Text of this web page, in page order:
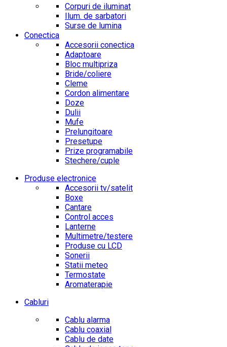
Corpuri de iluminat
Ilum. de sarbatori
Surse de lumina
Conectica
Accesorii conectica
Adaptoare
Bloc multipriza
Bride/coliere
Cleme
Cordon alimentare
Doze
Dulii
Mufe
Prelungitoare
Presetupe
Prize programabile
Stechere/cuple
Produse electronice
Accesorii tv/satelit
Boxe
Cantare
Control acces
Lanterne
Multimetre/testere
Produse cu LCD
Sonerii
Statii meteo
Termostate
Aromaterapie
Cabluri
Cablu alarma
Cablu coaxial
Cablu de date